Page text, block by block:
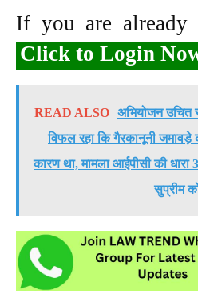
If you are already
Click to Login
READ ALSO
अभियोजन उचित
विफल रहा कि गैरकानूनी जमावड़े
कारण था, मामला आईपीसी की
सुप्रीम